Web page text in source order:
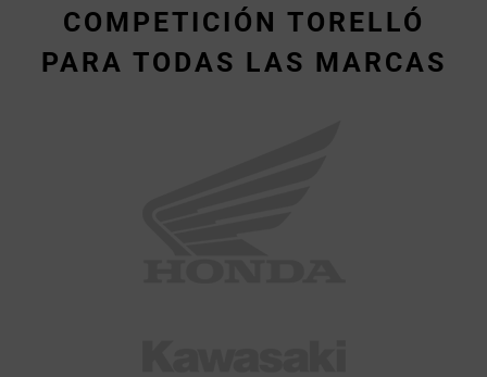
COMPETICIÓN TORELLÓ
PARA TODAS LAS MARCAS